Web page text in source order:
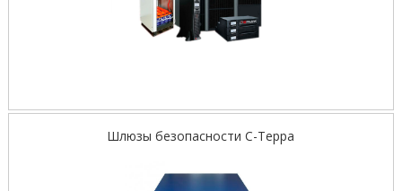
Шлюзы безопасности С-Терра